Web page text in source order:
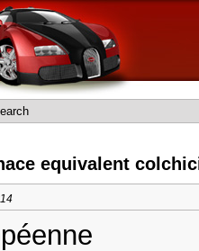
equivalent